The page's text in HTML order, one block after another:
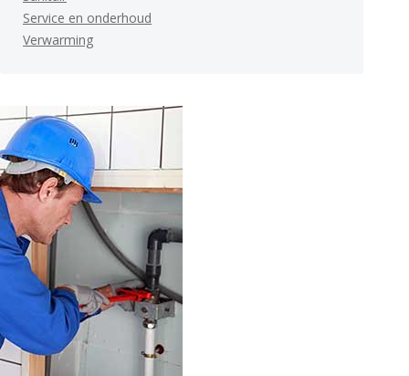
Service en onderhoud
Verwarming